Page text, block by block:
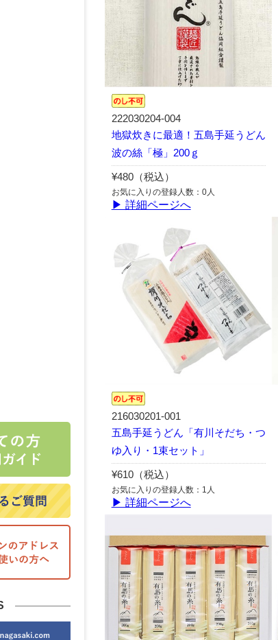
222030204-004
地獄炊きに最適！五島手延うどん
波の絲「極」200ｇ
¥480（税込）
お気に入りの登録人数：0人
▶ 詳細ページへ
216030201-001
五島手延うどん「有川そだち・つ
ゆ入り・1束セット」
¥610（税込）
お気に入りの登録人数：1人
▶ 詳細ページへ